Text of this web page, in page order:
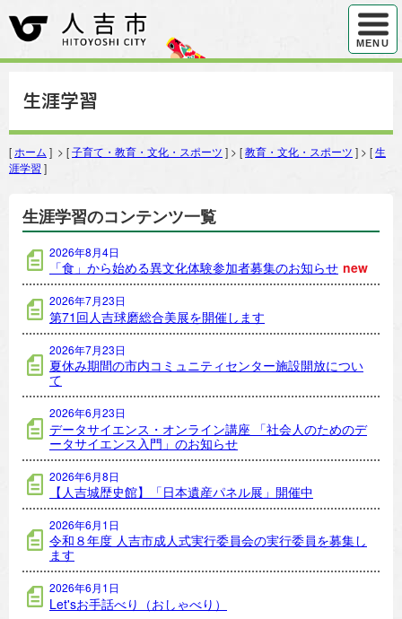
ハンバ
MENU
生涯学習
[ ホーム ] > [子育て・教育・文化・スポーツ ] > [教育・文化・スポーツ ] > [生
涯学習 ]
生涯学習のコンテンツ一覧
2026年8月4日
「食」から始める異文化体験参加者募集のお知らせ new
2026年7月23日
第71回人吉球磨総合美展を開催します
2026年7月23日
夏休み期間の市内コミュニティセンター施設開放につい
て
2026年6月23日
データサイエンス・オンライン講座 「社会人のためのデ
ータサイエンス入門」のお知らせ
2026年6月8日
【人吉城歴史館】「日本遺産パネル展」開催中
2026年6月1日
令和８年度 人吉市成人式実行委員会の実行委員を募集し
ます
2026年6月1日
Let'sお手話べり（おしゃべり）